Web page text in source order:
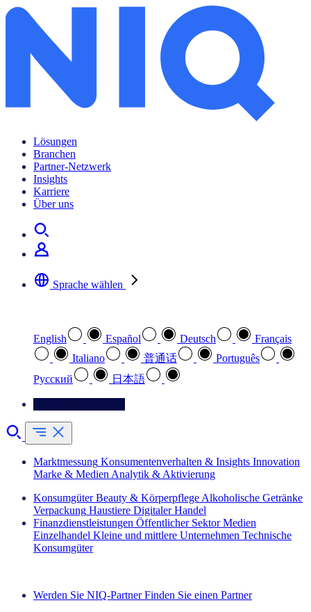
Lösungen
Branchen
Partner-Netzwerk
Insights
Karriere
Über uns
Sprache wählen
English Español Deutsch
Français
Italiano
普通话
Português
Pусский
日本語
Marktmessung Konsumentenverhalten & Insights Innovation
Marke & Medien Analytik & Aktivierung
Konsumgüter Beauty & Körperpflege Alkoholische Getränke
Verpackung Haustiere Digitaler Handel
Finanzdienstleistungen Öffentlicher Sektor Medien
Einzelhandel Kleine und mittlere Unternehmen Technische
Konsumgüter
Werden Sie NIQ-Partner Finden Sie einen Partner